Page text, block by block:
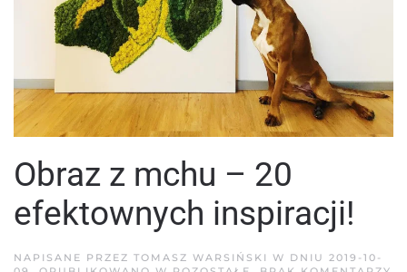
Obraz z mchu – 20
efektownych inspiracji!
NAPISANE PRZEZ TOMASZ WARSIŃSKI W DNIU 2019-10-